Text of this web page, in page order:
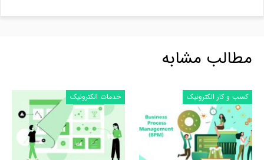
مطالب مشابه
کسب و کار الکترونیک خدمات الکترونیک